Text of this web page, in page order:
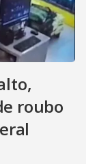
roubo